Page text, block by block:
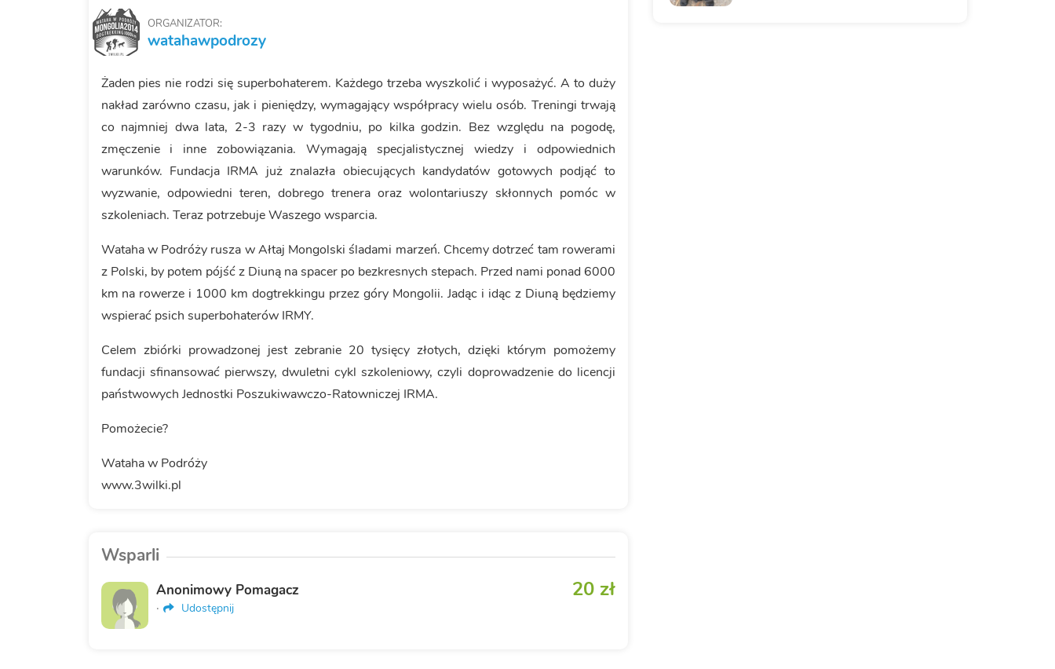
ORGANIZATOR:
watahawpodrozy
Żaden pies nie rodzi się superbohaterem. Każdego trzeba wyszkolić i wyposażyć. A to duży
nakład zarówno czasu, jak i pieniędzy, wymagający współpracy wielu osób. Treningi trwają
co najmniej dwa lata, 2-3 razy w tygodniu, po kilka godzin. Bez względu na pogodę,
zmęczenie i inne zobowiązania. Wymagają specjalistycznej wiedzy i odpowiednich
warunków. Fundacja IRMA już znalazła obiecujących kandydatów gotowych podjąć to
wyzwanie, odpowiedni teren, dobrego trenera oraz wolontariuszy skłonnych pomóc w
szkoleniach. Teraz potrzebuje Waszego wsparcia.
Wataha w Podróży rusza w Ałtaj Mongolski śladami marzeń. Chcemy dotrzeć tam rowerami
z Polski, by potem pójść z Diuną na spacer po bezkresnych stepach. Przed nami ponad 6000
km na rowerze i 1000 km dogtrekkingu przez góry Mongolii. Jadąc i idąc z Diuną będziemy
wspierać psich superbohaterów IRMY.
Celem zbiórki prowadzonej jest zebranie 20 tysięcy złotych, dzięki którym pomożemy
fundacji sfinansować pierwszy, dwuletni cykl szkoleniowy, czyli doprowadzenie do licencji
państwowych Jednostki Poszukiwawczo-Ratowniczej IRMA.
Pomożecie?
Wataha w Podróży
www.3wilki.pl
Wsparli
20 zł
Anonimowy Pomagacz
· Udostępnij